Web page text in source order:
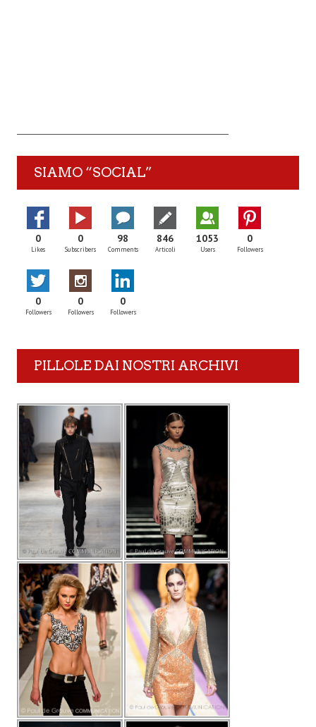
SIAMO “SOCIAL”
0
Likes
0
Subscribers
98
Comments
846
Articoli
1053
Users
0
Followers
0
Followers
0
Followers
0
Followers
PILLOLE DAI NOSTRI ARCHIVI